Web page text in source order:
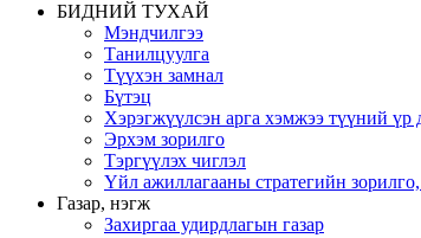
БИДНИЙ ТУХАЙ
Мэндчилгээ
Танилцуулга
Түүхэн замнал
Бүтэц
Хэрэгжүүлсэн арга хэмжээ түүний үр
Эрхэм зорилго
Тэргүүлэх чиглэл
Үйл ажиллагааны стратегийн
Газар, нэгж
Захиргаа удирдлагын газар